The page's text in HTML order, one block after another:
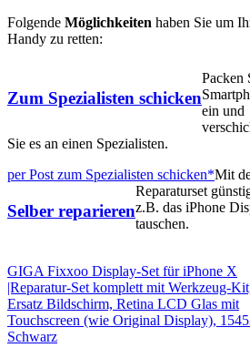
Folgende Möglichkeiten haben Sie um
Handy zu retten:
Zum Spezialisten schicken
Packen
ein und
Sie es an einen Spezialisten.
per Post zum Spezialisten schicken*
Selber reparieren
Mit
Reparaturset
z.B. das iPhone
tauschen.
GIGA Fixxoo Display-Set für iPhone X
|Reparatur-Set komplett mit Werkzeug-
Ersatz Bildschirm, Retina LCD Glas mit
Touchscreen (wie Original Display),
Schwarz